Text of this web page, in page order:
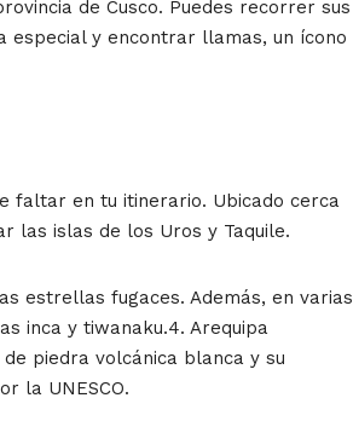
de Cusco. Puedes recorrer sus
especial y encontrar llamas, un ícono
faltar en tu itinerario. Ubicado cerca
las islas de los Uros y Taquile.
estrellas fugaces. Además, en varias
inca y tiwanaku.4. Arequipa
piedra volcánica blanca y su
la UNESCO.